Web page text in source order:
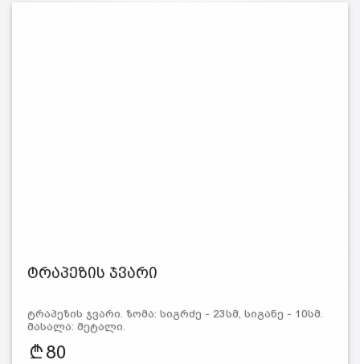
ტრაპეზის ჯვარი
ტრაპეზის ჯვარი. ზომა: სიგრძე - 23სმ, სიგანე - 10სმ.
მასალა: მეტალი.
80